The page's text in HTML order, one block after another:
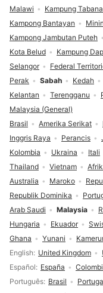
Pilihan bahasa
English United Kingdom
Español
España
Português Brasil
Brasil Amerika Serikat
Inggris Raya
Perancis
Kolombia
Ukraina Itali
Thailand
Vietnam
Australia
Maroko
Republik Dominika
Arab Saudi
Malaysia
Hungaria
Ekuador
Ghana
Yunani
Selangor Federal
Perak
Sabah Kedah
Kelantan
Terengganu
Malaysia (General)
Malawi
Kampung
Kampong Bantayan
Kampong Jambutan Puteh
Kota Belud
Kampung